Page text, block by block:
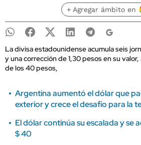
+ Agregar ámbito en
La divisa estadounidense acumula seis
y una corrección de 1,30 pesos en su
de los 40 pesos,
Argentina aumentó el dólar que
exterior y crece el desafío para la
El dólar continúa su escalada y se
$ 40